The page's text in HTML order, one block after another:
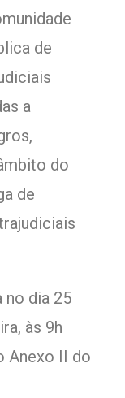
de
a
do
de
no dia 25
às 9h
Anexo II do